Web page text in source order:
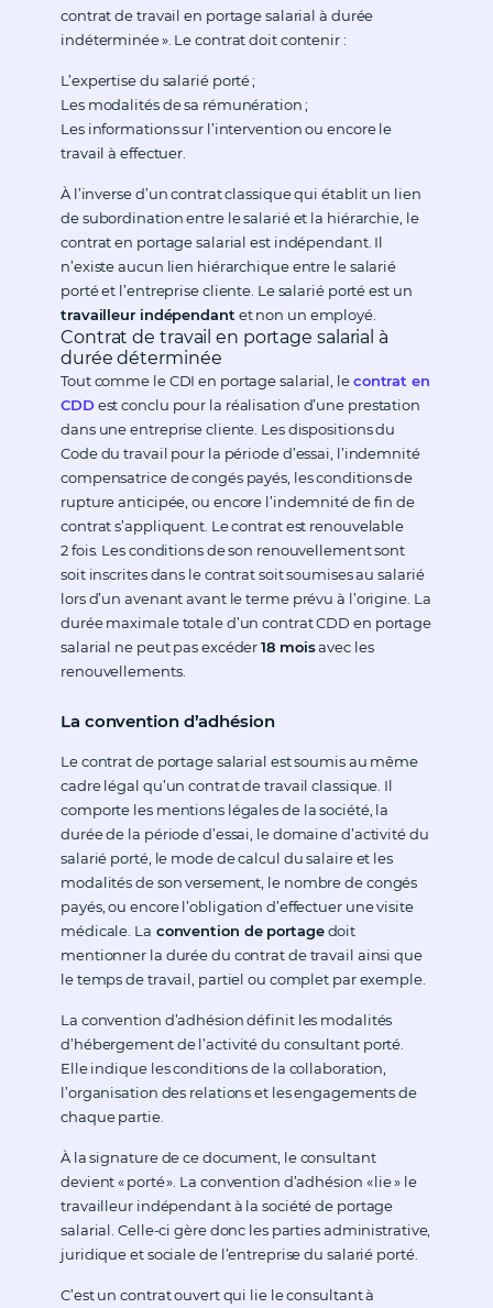
contrat de travail en portage salarial à durée
indéterminée ». Le contrat doit contenir :
L’expertise du salarié porté ;
Les modalités de sa rémunération ;
Les informations sur l’intervention ou encore le
travail à effectuer.
À l’inverse d’un contrat classique qui établit un lien
de subordination entre le salarié et la hiérarchie, le
contrat en portage salarial est indépendant. Il
n’existe aucun lien hiérarchique entre le salarié
porté et l’entreprise cliente. Le salarié porté est un
travailleur indépendant et non un employé.
Contrat de travail en portage salarial à
durée déterminée
Tout comme le CDI en portage salarial, lecontrat en
CDDest conclu pour la réalisation d’une prestation
dans une entreprise cliente. Les dispositions du
Code du travail pour la période d’essai, l’indemnité
compensatrice de congés payés, les conditions de
rupture anticipée, ou encore l’indemnité de fin de
contrat s’appliquent. Le contrat est renouvelable
2 fois. Les conditions de son renouvellement sont
soit inscrites dans le contrat soit soumises au salarié
lors d’un avenant avant le terme prévu à l’origine. La
durée maximale totale d’un contrat CDD en portage
salarial ne peut pas excéder18 moisavec les
renouvellements.
La convention d’adhésion
Le contrat de portage salarial est soumis au même
cadre légal qu’un contrat de travail classique. Il
comporte les mentions légales de la société, la
durée de la période d’essai, le domaine d’activité du
salarié porté, le mode de calcul du salaire et les
modalités de son versement, le nombre de congés
payés, ou encore l’obligation d’effectuer une visite
médicale. La convention de portagedoit
mentionner la durée du contrat de travail ainsi que
le temps de travail, partiel ou complet par exemple.
La convention d’adhésion définit les modalités
d’hébergement de l’activité du consultant porté.
Elle indique les conditions de la collaboration,
l’organisation des relations et les engagements de
chaque partie.
À la signature de ce document, le consultant
devient « porté ». La convention d’adhésion « lie » le
travailleur indépendant à la société de portage
salarial. Celle-ci gère donc les parties administrative,
juridique et sociale de l’entreprise du salarié porté.
C’est un contrat ouvert qui lie le consultant à